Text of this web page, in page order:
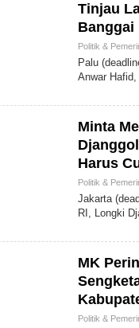
Tinjau
Banggai
Politik &
Palu
Anwar
Minta
Harus
Politik &
Jakarta
RI, Longki
MK
Politik &